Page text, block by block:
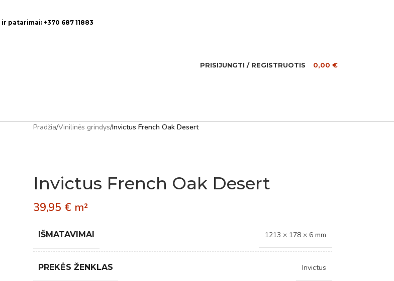
patarimai: +370 687 11883
PRISIJUNGTI / REGISTRUOTIS 0,00 €
Pradžia/Vinilinės grindys/Invictus French Oak Desert
Invictus French Oak Desert
39,95 € m²
IŠMATAVIMAI 1213 × 178 × 6 mm
PREKĖS ŽENKLAS Invictus